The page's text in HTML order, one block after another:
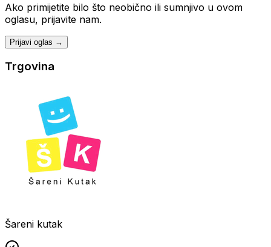
Ako primijetite bilo što neobično ili sumnjivo u ovom
oglasu, prijavite nam.
Prijavi oglas →
Trgovina
Šareni kutak